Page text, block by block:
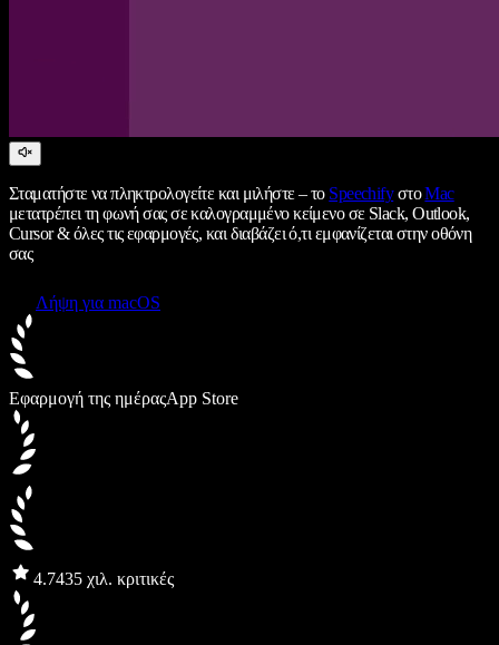
Σταματήστε να πληκτρολογείτε και μιλήστε – το SpeechifyστοMac
μετατρέπει τη φωνή σας σε καλογραμμένο κείμενο σε Slack, Outlook,
Cursor & όλες τις εφαρμογές, και διαβάζει ό,τι εμφανίζεται στην οθόνη
σας
Λήψη για macOS
Εφαρμογή της ημέραςApp Store
4.7435 χιλ. κριτικές